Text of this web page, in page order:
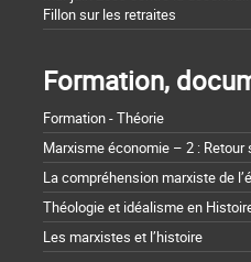
Fillon sur les retraites
Formation,
Formation - Théorie
Marxisme économie – 2 :
La compréhension marxiste de
Théologie et idéalisme en
Les marxistes et l’histoire